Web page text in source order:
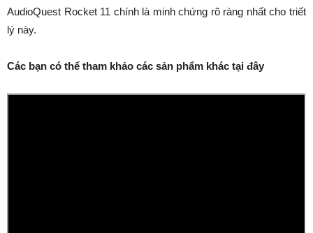
AudioQuest Rocket 11 chính là minh chứng rõ ràng nhất cho triết
lý này.
Các bạn có thể tham khảo các sản phẩm khác tại đây